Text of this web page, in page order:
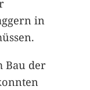
in
Bau der